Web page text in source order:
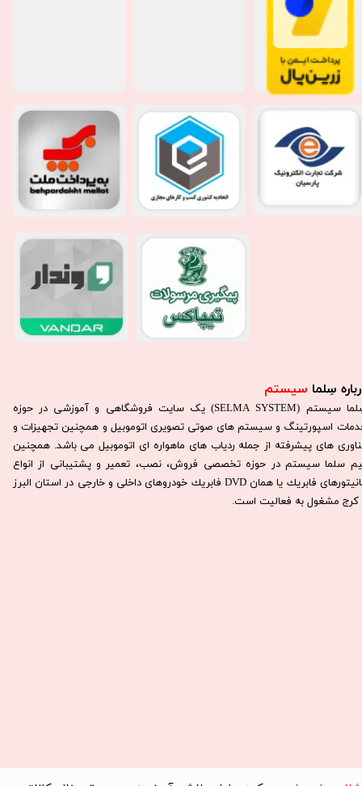
سِلما سیستم​​​​​​​
سِلما سيستم (SELMA SYSTEM) یک سایت فروشگاهی و آموزشی در حوزه
اسپورتینگ و سیستم های صوتی تصویری اتوموبیل و همچنین تجهیزات و
های پیشرفته از جمله ردیاب های ماهواره ای اتوموبیل می باشد. همچنين
سلما سيستم در حوزه تخصصی فروش، نصب، تعمير و پشتيبانی از انواع
مانيتورهای فابريك يا همان DVD فابريك خودروهای داخلی و خارجی در استان البرز
كرج مشغول به فعاليت است.​​​​​​​